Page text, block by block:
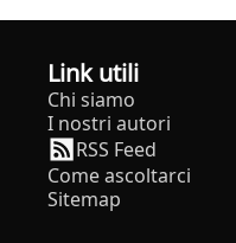
Link utili
Chi siamo
I nostri autori
RSS Feed
Come ascoltarci
Sitemap